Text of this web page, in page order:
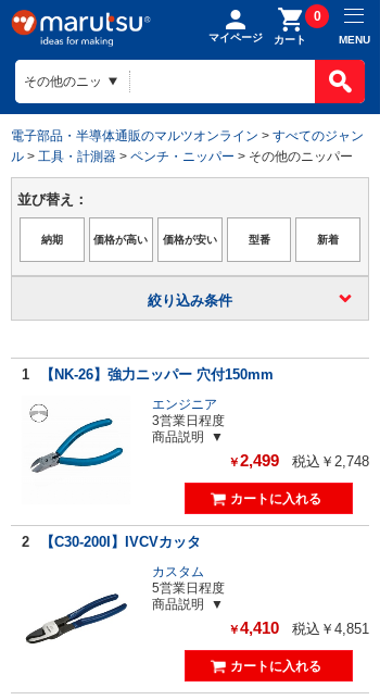
マイページ カート
0
MENU
電子部品・半導体通販のマルツオンライン > すべてのジャン
ル > 工具・計測器 > ペンチ・ニッパー > その他のニッパー
並び替え：
絞り込み条件
1 【NK-26】強力ニッパー 穴付150mm
エンジニア
3営業日程度
商品説明
￥2,499 税込￥2,748
2 【C30-200I】IVCVカッタ
カスタム
5営業日程度
商品説明
￥4,410 税込￥4,851